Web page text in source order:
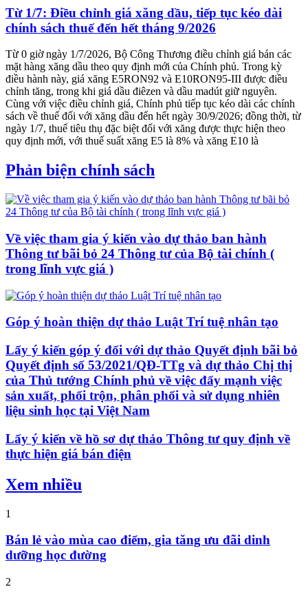
Từ 1/7: Điều chỉnh giá xăng dầu, tiếp tục kéo dài
chính sách thuế đến hết tháng 9/2026
Từ 0 giờ ngày 1/7/2026, Bộ Công Thương điều chỉnh giá bán các
mặt hàng xăng dầu theo quy định mới của Chính phủ. Trong kỳ
điều hành này, giá xăng E5RON92 và E10RON95-III được điều
chỉnh tăng, trong khi giá dầu điêzen và dầu madút giữ nguyên.
Cùng với việc điều chỉnh giá, Chính phủ tiếp tục kéo dài các chính
sách về thuế đối với xăng dầu đến hết ngày 30/9/2026; đồng thời, từ
ngày 1/7, thuế tiêu thụ đặc biệt đối với xăng được thực hiện theo
quy định mới, với thuế suất xăng E5 là 8% và xăng E10 là
Phản biện chính sách
Về việc tham gia ý kiến vào dự thảo ban hành
Thông tư bãi bỏ 24 Thông tư của Bộ tài chính (
trong lĩnh vực giá )
Góp ý hoàn thiện dự thảo Luật Trí tuệ nhân tạo
Lấy ý kiến góp ý đối với dự thảo Quyết định bãi bỏ
Quyết định số 53/2021/QĐ-TTg và dự thảo Chị thị
của Thủ tướng Chính phủ về việc đẩy mạnh việc
sản xuất, phối trộn, phân phối và sử dụng nhiên
liệu sinh học tại Việt Nam
Lấy ý kiến về hồ sơ dự thảo Thông tư quy định về
thực hiện giá bán điện
Xem nhiều
1
Bán lẻ vào mùa cao điểm, gia tăng ưu đãi dinh
dưỡng học đường
2